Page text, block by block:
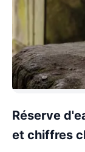
Réserve
et chiffres